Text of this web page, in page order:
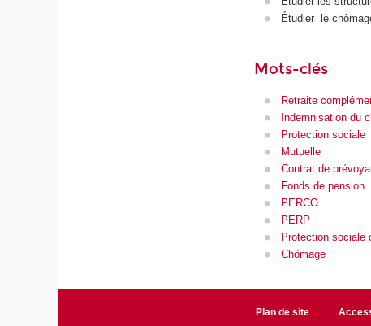
Étudier le
Mots-clés
Retraite
Indemnisation du
Protection sociale
Mutuelle
Contrat de
Fonds de pension
PERCO
PERP
Protection sociale
Chômage
Plan de site